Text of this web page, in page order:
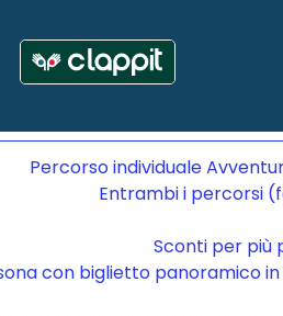
Percorso individuale
Entrambi i percorsi
Sconti per più
con biglietto panoramico